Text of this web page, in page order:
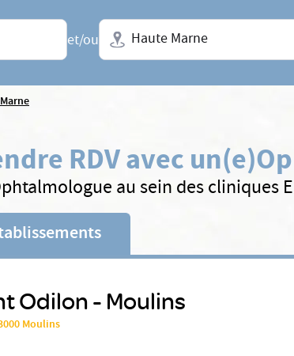
et/ou
Ville + N° de département,
RDV avec un(e)
au sein des cliniques
Odilon - Moulins
Moulins